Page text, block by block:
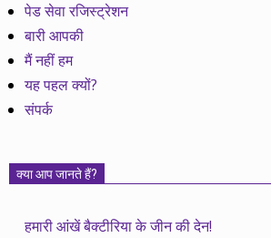
पेड सेवा रजिस्ट्रेशन
बारी आपकी
मैं नहीं हम
यह पहल क्यों?
संपर्क
क्या आप जानते हैं?
हमारी आंखें बैक्टीरिया के जीन की देन!